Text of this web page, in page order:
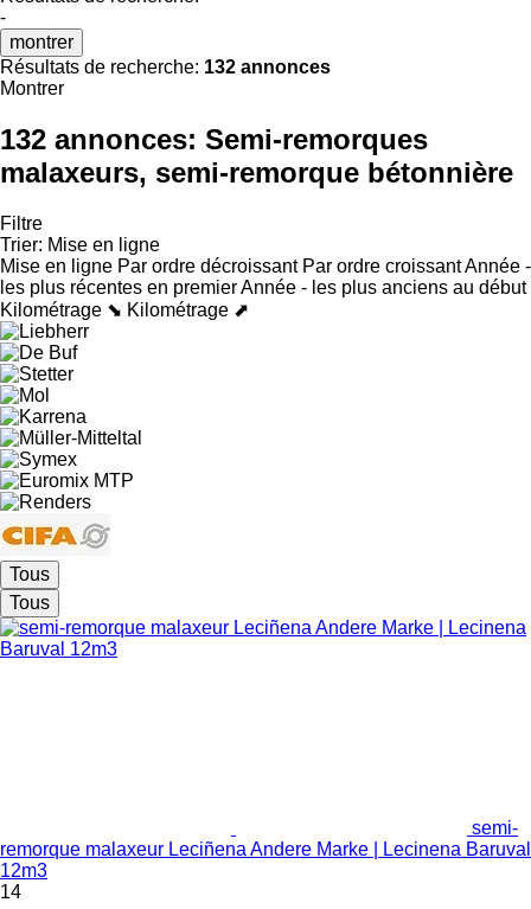
-
montrer
Résultats de recherche: 132 annonces
Montrer
132 annonces: Semi-remorques
malaxeurs, semi-remorque bétonnière
Filtre
Trier: Mise en ligne
Mise en ligne Par ordre décroissant Par ordre croissantAnnée -
les plus récentes en premierAnnée - les plus anciens au début
Kilométrage ⬊ Kilométrage ⬈
Tous
Tous
semi-
remorque malaxeur Leciñena Andere Marke | Lecinena Baruval
12m3
14